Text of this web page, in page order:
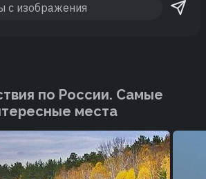
по России. Cамые
места